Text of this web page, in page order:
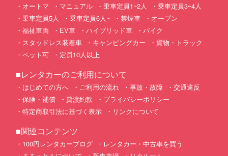
オートマ マニュアル 乗車定員1~2人
乗車定員3~4人
乗車定員5人
乗車定員6人~ 禁煙車
オープン
福祉車両
EV車 ハイブリッド車
バイク
スタッドレス装着車
キャンピングカー
貨物・トラック
ペット可
定員10人以上
■レンタカーのご利用について
はじめての方へ ご利用の流れ 事故・故障
交通違反
保険・補償
貸渡約款
プライバシーポリシー
特定商取引法に基づく表示
リンクについて
■関連コンテンツ
100円レンタカーブログ
レンタカー・中古車を買う